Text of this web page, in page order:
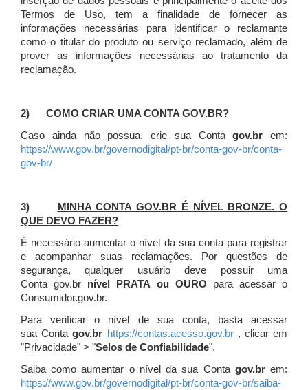
Termos de Uso, tem a finalidade de fornecer as
informações necessárias para identificar o reclamante
como o titular do produto ou serviço reclamado, além de
prover as informações necessárias ao tratamento da
reclamação.
2) COMO CRIAR UMA CONTA GOV.BR?
Caso ainda não possua, crie sua Contagov.br em:
https://www.gov.br/governodigital/pt-br/conta-gov-br/conta-
gov-br/
3)
MINHA CONTA GOV.BR É NÍVEL BRONZE. O
QUE DEVO FAZER?
É necessário aumentar o nível da sua conta para registrar
e acompanhar suas reclamações. Por questões de
segurança, qualquer usuário deve possuir uma
Conta gov.br nível PRATA ou OURO para acessar o
Consumidor.gov.br.
Para verificar o nível de sua conta, basta acessar
sua Contagov.br https://contas.acesso.gov.br, clicar em
"Privacidade" > "Selos de Confiabilidade".
Saiba como aumentar o nível da sua Conta gov.brem:
https://www.gov.br/governodigital/pt-br/conta-gov-br/saiba-